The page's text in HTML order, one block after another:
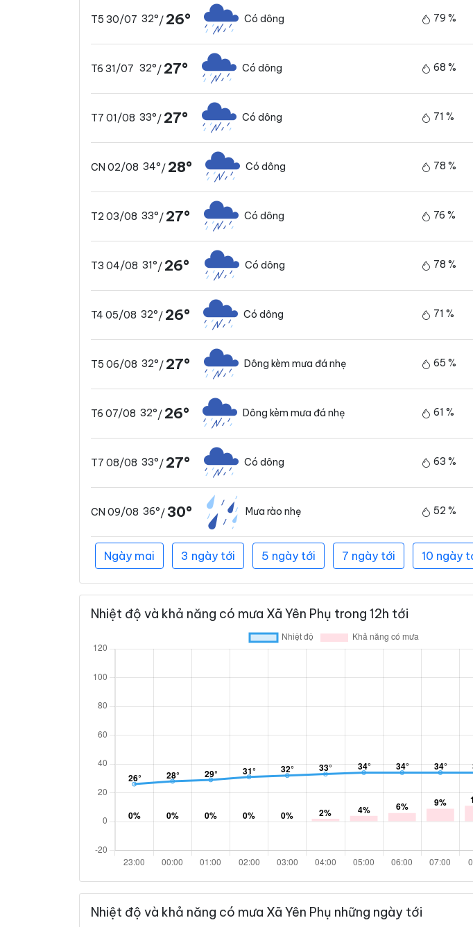
T5 30/07 32°/ 26° Có dông 79 %
T6 31/07 32°/ 27° Có dông 68 %
T7 01/08 33°/ 27° Có dông 71 %
CN 02/08 34°/ 28° Có dông 78 %
T2 03/08 33°/ 27° Có dông 76 %
T3 04/08 31°/ 26° Có dông 78 %
T4 05/08 32°/ 26° Có dông 71 %
T5 06/08 32°/ 27° Dông kèm mưa đá nhẹ 65 %
T6 07/08 32°/ 26° Dông kèm mưa đá nhẹ 61 %
T7 08/08 33°/ 27° Có dông 63 %
CN 09/08 36°/30° Mưa rào nhẹ 52 %
Ngày mai 3 ngày tới 5 ngày tới 7 ngày tới 10 ngày
Nhiệt độ và khả năng có mưa Xã Yên Phụ trong 12h tới
Nhiệt độ và khả năng có mưa Xã Yên Phụ những ngày tới